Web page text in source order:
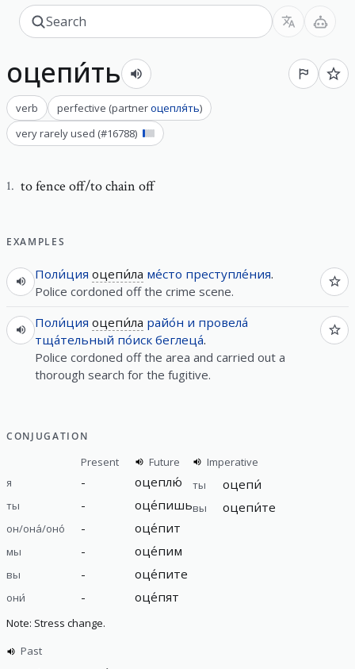
оцепи́ть
verb perfective (partnerоцепля́ть)
very rarely used (#16788)
1. to fence off/to chain off
EXAMPLES
Поли́ция оцепи́ла ме́сто преступле́ния.
Police cordoned off the crime scene.
Поли́ция оцепи́ла райо́н и провела́
тща́тельный по́иск беглеца́.
Police cordoned off the area and carried out a
thorough search for the fugitive.
CONJUGATION
Present
Future
я
- оцеплю́
ты - оце́пишь
он/она́/оно́ - оце́пит
мы - оце́пим
вы - оце́пите
они́ - оце́пят
Note: Stress change.
Imperative
ты
оцепи́
вы оцепи́те
Past